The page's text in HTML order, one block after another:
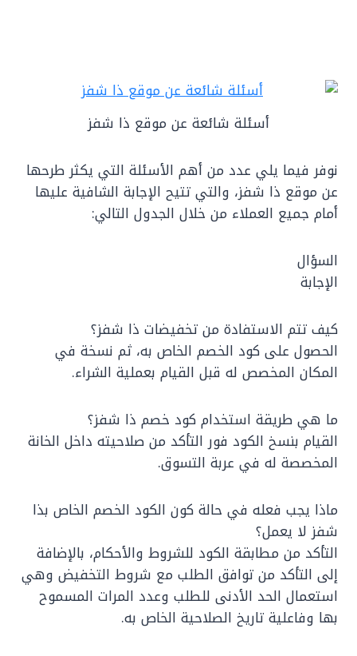
أسئلة شائعة عن موقع ذا شفز
نوفر فيما يلي عدد من أهم الأسئلة التي يكثر طرحها
عن موقع ذا شفز، والتي تتيح الإجابة الشافية عليها
أمام جميع العملاء من خلال الجدول التالي:
السؤال
الإجابة
كيف تتم الاستفادة من تخفيضات ذا شفز؟
الحصول على كود الخصم الخاص به، ثم نسخة في
المكان المخصص له قبل القيام بعملية الشراء.
ما هي طريقة استخدام كود خصم ذا شفز؟
القيام بنسخ الكود فور التأكد من صلاحيته داخل الخانة
المخصصة له في عربة التسوق.
ماذا يجب فعله في حالة كون الكود الخصم الخاص بذا
شفز لا يعمل؟
التأكد من مطابقة الكود للشروط والأحكام، بالإضافة
إلى التأكد من توافق الطلب مع شروط التخفيض وهي
استعمال الحد الأدنى للطلب وعدد المرات المسموح
بها وفاعلية تاريخ الصلاحية الخاص به.